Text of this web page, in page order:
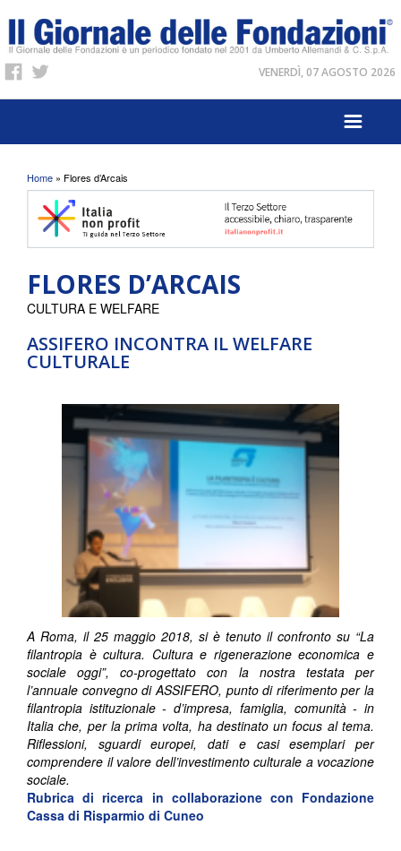
VENERDÌ, 07 AGOSTO 2026
Tu sei qui
Home » Flores d’Arcais
FLORES D’ARCAIS
ASSIFERO INCONTRA IL WELFARE
CULTURALE
CULTURA E WELFARE
A Roma, il 25 maggio 2018, si è tenuto il confronto su “La
filantropia è cultura. Cultura e rigenerazione economica e
sociale oggi”, co-progettato con la nostra testata per
l’annuale convegno di ASSIFERO, punto di riferimento per la
filantropia istituzionale - d’impresa, famiglia, comunità - in
Italia che, per la prima volta, ha destinato un focus al tema.
Riflessioni, sguardi europei, dati e casi esemplari per
comprendere il valore dell’investimento culturale a vocazione
sociale.
Rubrica di ricerca in collaborazione con Fondazione
Cassa di Risparmio di Cuneo